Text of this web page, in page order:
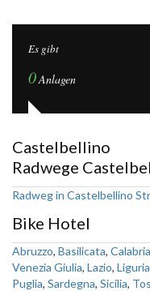
Es gibt
0Anlagen
Castelbellino
Radwege
Radweg in Castelbellino
Bike Hotel
Abruzzo, Basilicata, Calabria
Venezia Giulia, Lazio, Liguria
Puglia, Sardegna, Sicilia,